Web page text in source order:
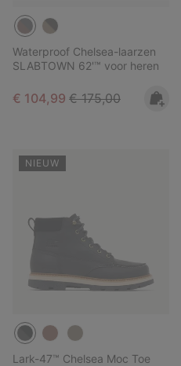
Waterproof Chelsea-laarzen
SLABTOWN 62'™ voor heren
Sale price:
€ 104,99 Regular price:
€ 175,00
NIEUW
Lark-47™ Chelsea Moc Toe